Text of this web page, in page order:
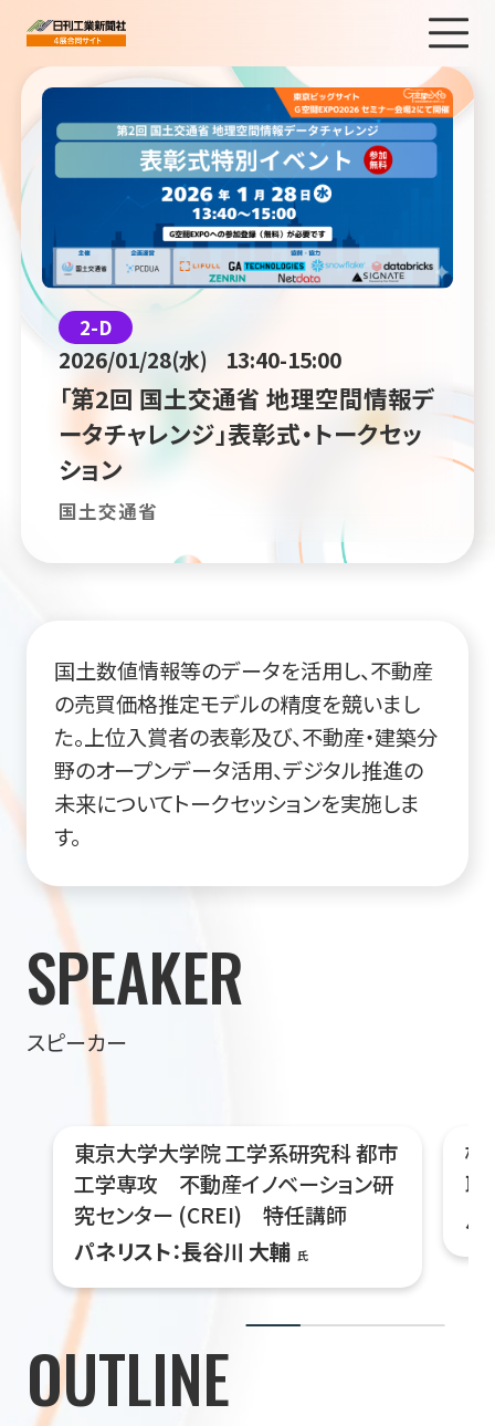
2-D
2026/01/28(水) 13:40-15:00
「第2回 国土交通省 地理空間情報デ
ータチャレンジ」表彰式・トークセッ
ション
国土交通省
国土数値情報等のデータを活用し、不動産
の売買価格推定モデルの精度を競いまし
た。上位入賞者の表彰及び、不動産・建築分
野のオープンデータ活用、デジタル推進の
未来についてトークセッションを実施しま
す。
SPEAKER
スピーカー
東京大学大学院 工学系研究科 都市
工学専攻 不動産イノベーション研
究センター (CREI) 特任講師
パネリスト：長谷川 大輔 氏
株
取
パ
OUTLINE